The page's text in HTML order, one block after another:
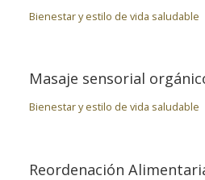
Bienestar y estilo de vida saludable
Masaje sensorial
Bienestar y estilo de vida saludable
Reordenación